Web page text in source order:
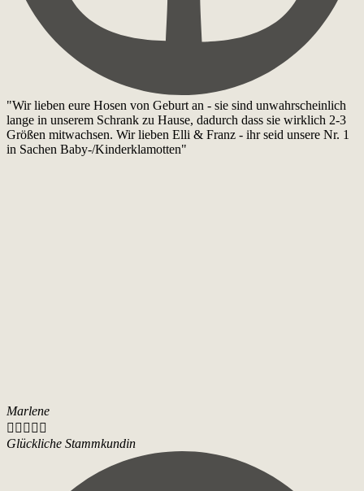
"Wir lieben eure Hosen von Geburt an - sie sind unwahrscheinlich
lange in unserem Schrank zu Hause, dadurch dass sie wirklich 2-3
Größen mitwachsen. Wir lieben Elli & Franz - ihr seid unsere Nr. 1
in Sachen Baby-/Kinderklamotten"
Marlene
    
Glückliche Stammkundin